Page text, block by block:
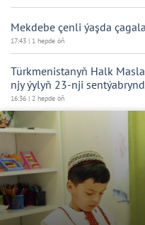
Mekdebe çenli ýaşda
17:43 | 1 hepde öň
Türkmenistanyň Halk
njy ýylyň 23-nji
16:36 | 2 hepde öň